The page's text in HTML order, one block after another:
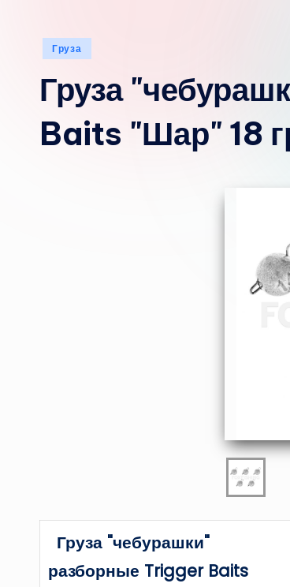
Опубликовано
Груза
Груза
Baits "Шар" 18
Груза "чебурашки"
разборные Trigger Baits